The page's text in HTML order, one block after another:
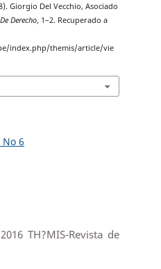
Giorgio Del Vecchio, Asociado
Derecho, 1–2. Recuperado a
index.php/themis/article/vie
6
TH?MIS-Revista de